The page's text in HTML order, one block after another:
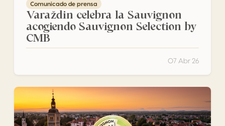
Comunicado de prensa
Varaždin celebra la Sauvignon
acogiendo Sauvignon Selection by
CMB
07 Abr 26
La 17.ª edición de la Sauvignon Selection by CMB se